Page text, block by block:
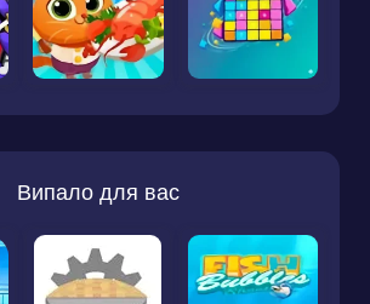
Випало для вас